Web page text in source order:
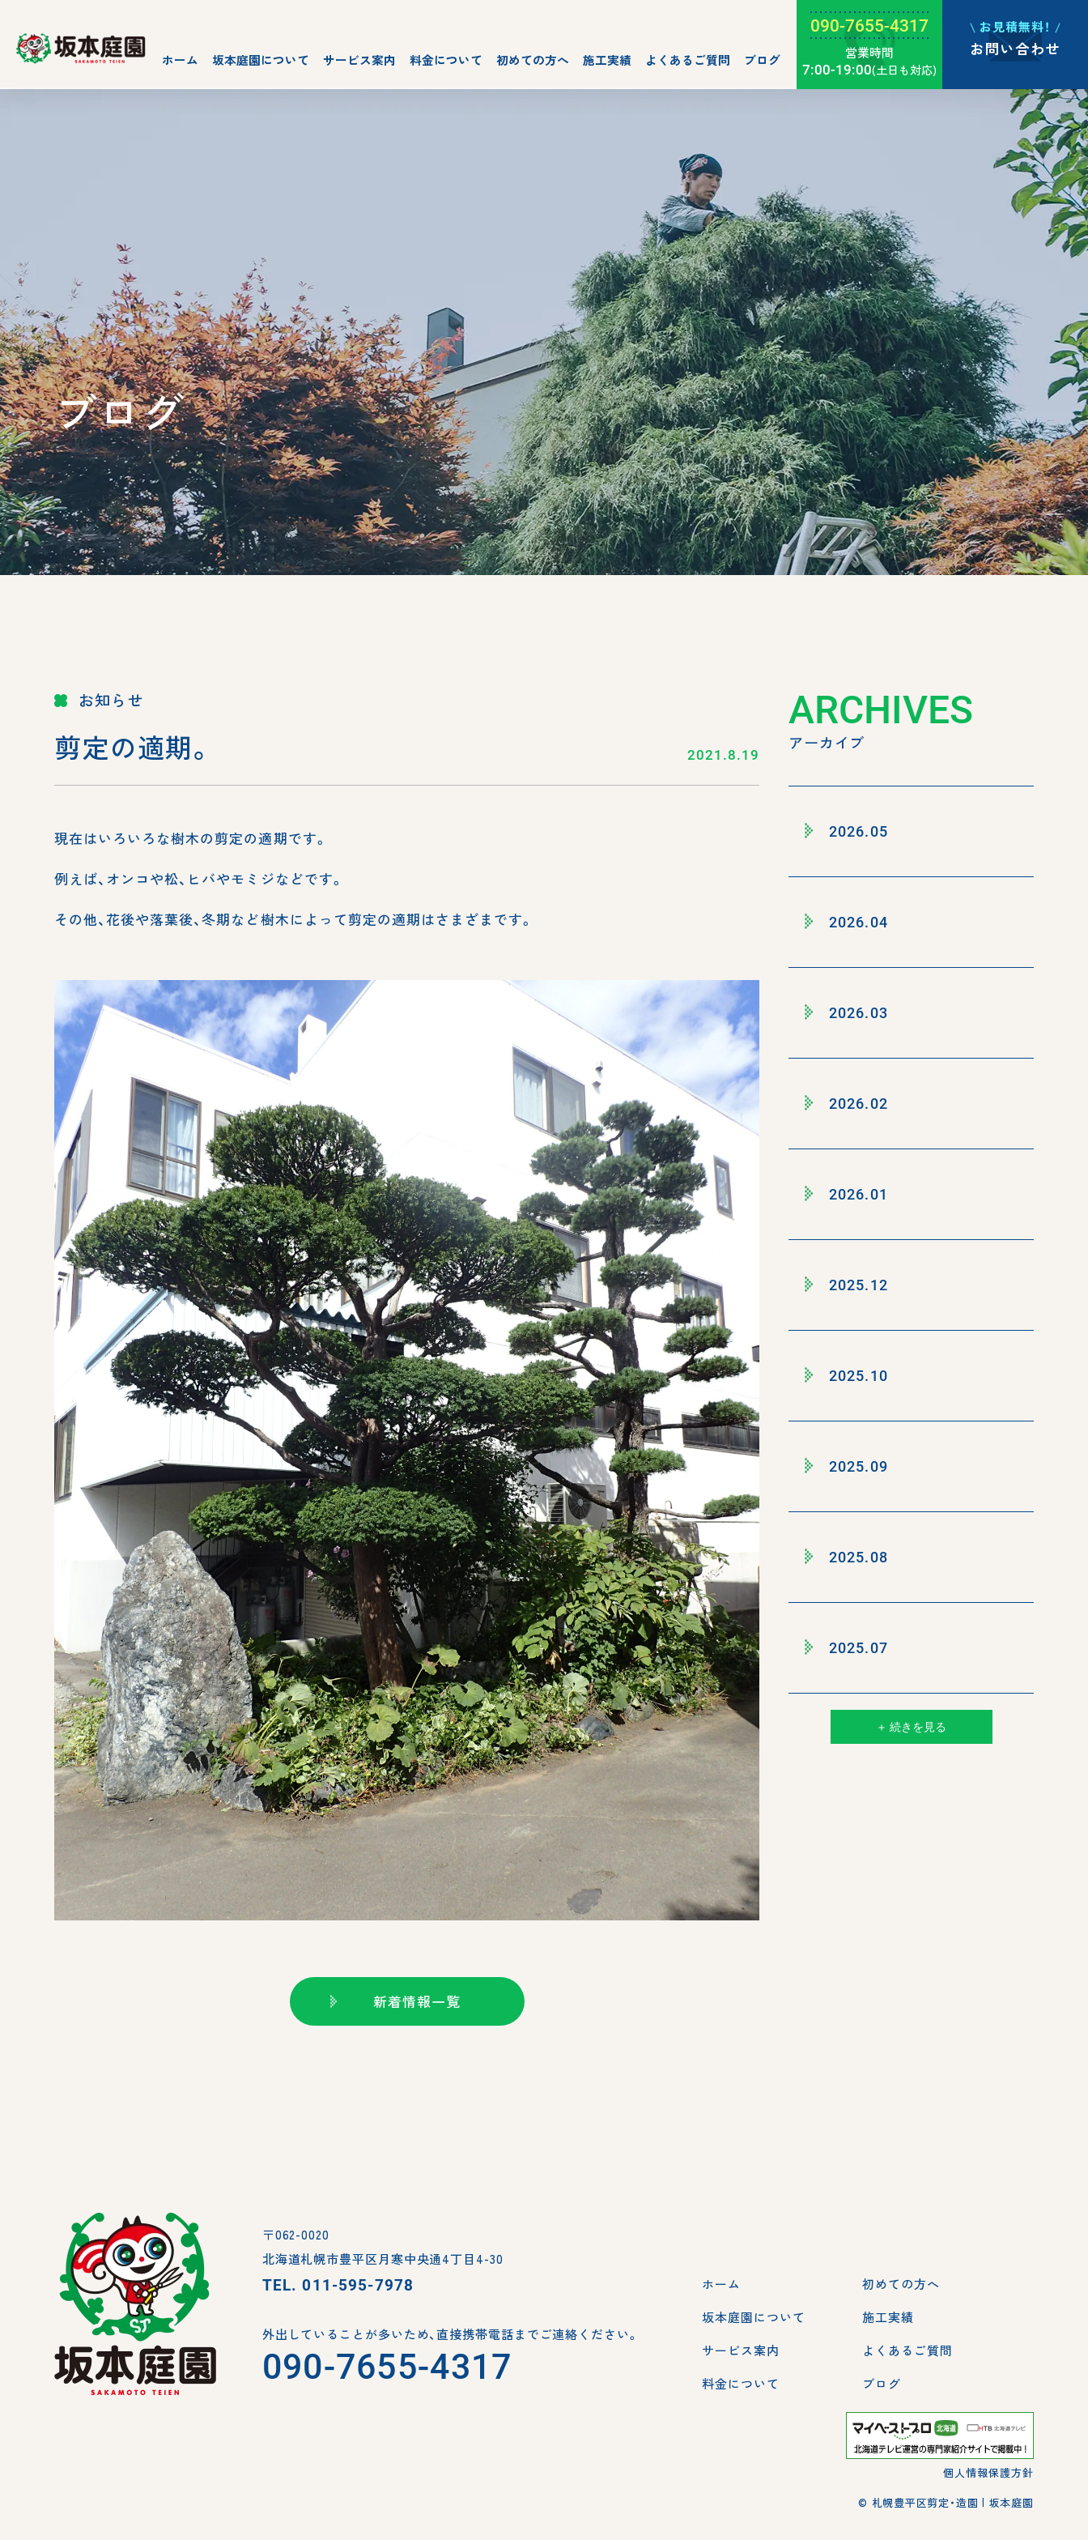
ホーム 坂本庭園について サービス案内 料金について 初めての方へ 施工実績 よくあるご質問 ブログ
090-7655-4317
営業時間
7:00-19:00(土日も対応)
お見積無料！
お問い合わせ
ブログ
お知らせ
2021.8.19
剪定の適期。
現在はいろいろな樹木の剪定の適期です。
例えば、オンコや松、ヒバやモミジなどです。
その他、花後や落葉後、冬期など樹木によって剪定の適期はさまざまです。
新着情報一覧
ARCHIVES
アーカイブ
2026.05
2026.04
2026.03
2026.02
2026.01
2025.12
2025.10
2025.09
2025.08
2025.07
＋ 続きを見る
〒062-0020
北海道札幌市豊平区月寒中央通4丁目4-30
TEL.011-595-7978
外出していることが多いため、 直接携帯電話までご連絡ください。
090-7655-4317
ホーム
坂本庭園について
サービス案内
料金について
初めての方へ
施工実績
よくあるご質問
ブログ
個人情報保護方針
© 札幌豊平区剪定・造園 | 坂本庭園